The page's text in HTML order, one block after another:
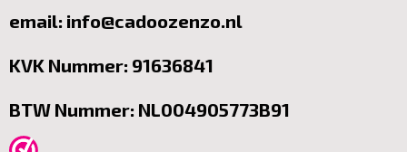
email: info@cadoozenzo.nl
KVK Nummer: 91636841
BTW Nummer: NL004905773B91